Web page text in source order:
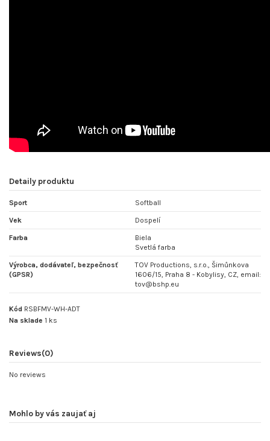
Detaily produktu
Sport Softball
Vek Dospelí
Farba
Biela
Svetlá farba
Výrobca, dodávateľ, bezpečnosť
(GPSR)
TOV Productions, s.r.o., Šimůnkova
1606/15, Praha 8 - Kobylisy, CZ, email:
tov@bshp.eu
Kód RSBFMV-WH-ADT
Na sklade 1 ks
Reviews(0)
No reviews
Mohlo by vás zaujať aj